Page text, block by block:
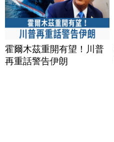
霍爾木茲重開有望！川普
再重話警告伊朗